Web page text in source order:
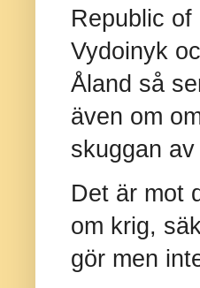
Republic
Vydoinyk
Åland så
även om
skuggan
Det är mot
om krig,
gör men